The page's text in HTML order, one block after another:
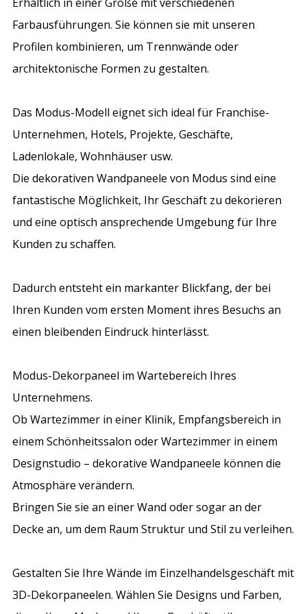
Farbausführungen. Sie können sie mit unseren
Profilen kombinieren, um Trennwände oder
architektonische Formen zu gestalten.
Das Modus-Modell eignet sich ideal für Franchise-
Unternehmen, Hotels, Projekte, Geschäfte,
Ladenlokale, Wohnhäuser usw.
Die dekorativen Wandpaneele von Modus sind eine
fantastische Möglichkeit, Ihr Geschäft zu dekorieren
und eine optisch ansprechende Umgebung für Ihre
Kunden zu schaffen.
Dadurch entsteht ein markanter Blickfang, der bei
Ihren Kunden vom ersten Moment ihres Besuchs an
einen bleibenden Eindruck hinterlässt.
Modus-Dekorpaneel im Wartebereich Ihres
Unternehmens.
Ob Wartezimmer in einer Klinik, Empfangsbereich in
einem Schönheitssalon oder Wartezimmer in einem
Designstudio – dekorative Wandpaneele können die
Atmosphäre verändern.
Bringen Sie sie an einer Wand oder sogar an der
Decke an, um dem Raum Struktur und Stil zu verleihen.
Gestalten Sie Ihre Wände im Einzelhandelsgeschäft mit
3D-Dekorpaneelen. Wählen Sie Designs und Farben,